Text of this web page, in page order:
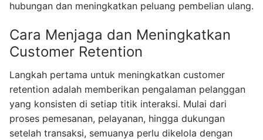
hubungan dan meningkatkan peluang pembelian ulang.
Cara Menjaga dan Meningkatkan
Customer Retention
Langkah pertama untuk meningkatkan customer
retention adalah memberikan pengalaman pelanggan
yang konsisten di setiap titik interaksi. Mulai dari
proses pemesanan, pelayanan, hingga dukungan
setelah transaksi, semuanya perlu dikelola dengan